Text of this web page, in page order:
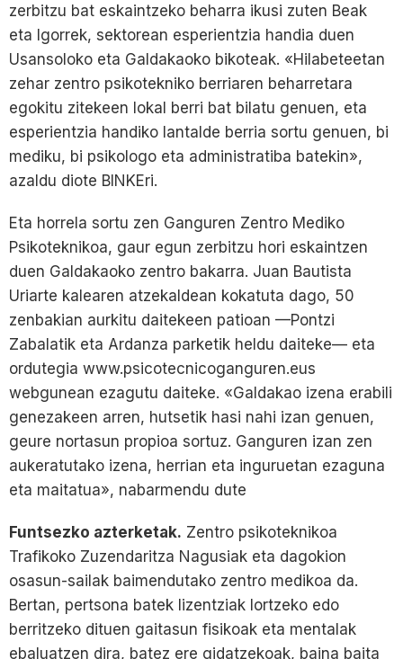
zerbitzu bat eskaintzeko beharra ikusi zuten Beak
eta Igorrek, sektorean esperientzia handia duen
Usansoloko eta Galdakaoko bikoteak. «Hilabeteetan
zehar zentro psikotekniko berriaren beharretara
egokitu zitekeen lokal berri bat bilatu genuen, eta
esperientzia handiko lantalde berria sortu genuen, bi
mediku, bi psikologo eta administratiba batekin»,
azaldu diote BINKEri.
Eta horrela sortu zen Ganguren Zentro Mediko
Psikoteknikoa, gaur egun zerbitzu hori eskaintzen
duen Galdakaoko zentro bakarra. Juan Bautista
Uriarte kalearen atzekaldean kokatuta dago, 50
zenbakian aurkitu daitekeen patioan —Pontzi
Zabalatik eta Ardanza parketik heldu daiteke— eta
ordutegia www.psicotecnicoganguren.eus
webgunean ezagutu daiteke. «Galdakao izena erabili
genezakeen arren, hutsetik hasi nahi izan genuen,
geure nortasun propioa sortuz. Ganguren izan zen
aukeratutako izena, herrian eta inguruetan ezaguna
eta maitatua», nabarmendu dute
Funtsezko azterketak. Zentro psikoteknikoa
Trafikoko Zuzendaritza Nagusiak eta dagokion
osasun-sailak baimendutako zentro medikoa da.
Bertan, pertsona batek lizentziak lortzeko edo
berritzeko dituen gaitasun fisikoak eta mentalak
ebaluatzen dira, batez ere gidatzekoak, baina baita